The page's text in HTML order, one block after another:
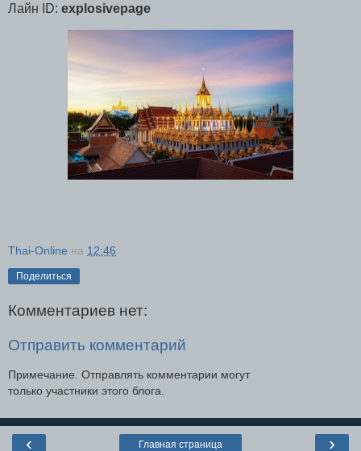
Лайн ID: explosivepage
Thai-Online на 12:46
Поделиться
Комментариев нет:
Отправить комментарий
Примечание. Отправлять комментарии могут
только участники этого блога.
‹ ›
Главная страница